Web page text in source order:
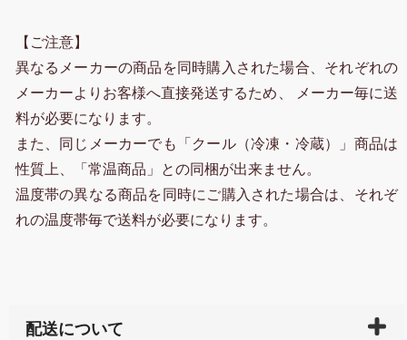
【ご注意】
異なるメーカーの商品を同時購入された場合、それぞれの
メーカーよりお客様へ直接発送するため、 メーカー毎に送
料が必要になります。
また、同じメーカーでも「クール（冷凍・冷蔵）」商品は
性質上、「常温商品」との同梱が出来ません。
温度帯の異なる商品を同時にご購入された場合は、それぞ
れの温度帯毎で送料が必要になります。
配送について